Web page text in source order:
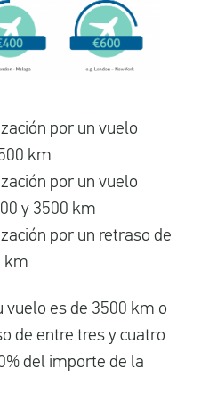
por un vuelo
km
por un vuelo
y 3500 km
por un retraso de
km
vuelo es de 3500 km o
de entre tres y cuatro
del importe de la